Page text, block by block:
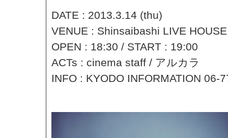
DATE : 2013.3.14 (thu)
VENUE : Shinsaibashi LIVE
OPEN : 18:30 / START : 19:00
ACTs : cinema staff / アルカラ
INFO : KYODO INFORMATION 06-